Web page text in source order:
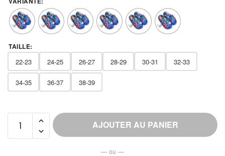
TAILLE:
22-23 24-25 26-27 28-29 30-31 32-33
34-35 36-37 38-39
Chausson
AJOUTER AU PANIER
— ou —